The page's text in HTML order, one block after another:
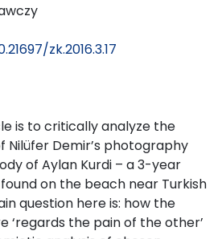
zk.2016.3.17
is to critically analyze the
Nilüfer Demir’s photography
of Aylan Kurdi – a 3-year
on the beach near Turkish
question here is: how the
‘regards the pain of the other’